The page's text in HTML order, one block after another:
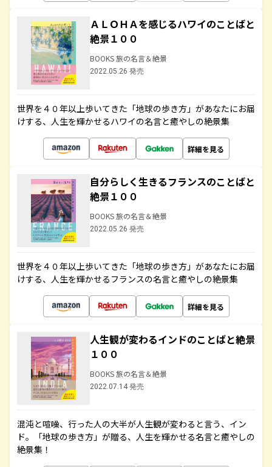
ＡＬＯＨＡを感じるハワイのことばと
絶景１００
BOOKS 旅の名言＆絶景
2022.05.26 発売
世界を４０年以上歩いてきた「地球の歩き方」があなたにお届
けする、人生を輝かせるハワイの名言と癒やしの絶景集
詳細を見る
自分らしく生きるフランスのことばと
絶景１００
BOOKS 旅の名言＆絶景
2022.05.26 発売
世界を４０年以上歩いてきた「地球の歩き方」があなたにお届
けする、人生を輝かせるフランスの名言と癒やしの絶景集
詳細を見る
人生観が変わるインドのことばと絶景
１００
BOOKS 旅の名言＆絶景
2022.07.14 発売
混沌と喧噪、行った人の大半が人生観が変わると言う、イン
ド。「地球の歩き方」が贈る、人生を輝かせる名言と癒やしの
絶景集！